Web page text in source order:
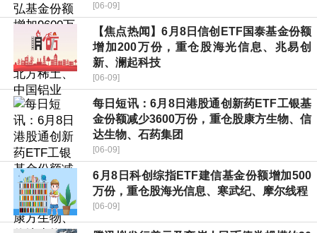
[06-09]
【焦点热闻】6月8日信创ETF国泰基金份额
增加200万份，重仓股海光信息、兆易创
新、澜起科技
[06-09]
每日短讯：6月8日港股通创新药ETF工银基
金份额减少3600万份，重仓股康方生物、信
达生物、石药集团
[06-09]
6月8日科创综指ETF建信基金份额增加500
万份，重仓股海光信息、寒武纪、摩尔线程
[06-09]